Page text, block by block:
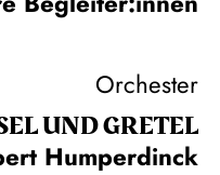
Orchester
UND GRETEL
Humperdinck